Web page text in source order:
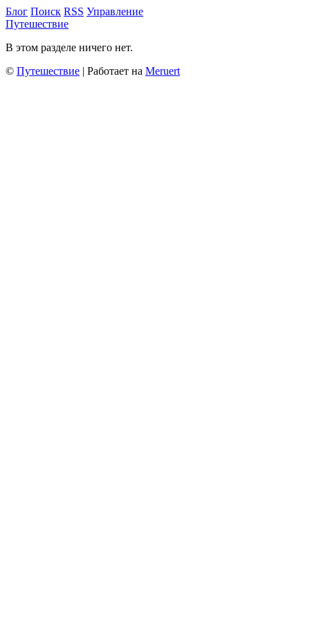
Блог Поиск RSS Управление
Путешествие
В этом разделе ничего нет.
© Путешествие | Работает на Meruert